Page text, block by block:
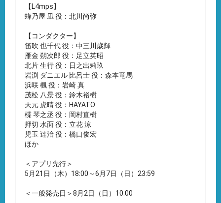
【L4mps】
蜂乃屋 凪 役：北川尚弥
【コンダクター】
笛吹 也千代 役：中三川歳輝
雁金 朔次郎 役：足立英昭
北片 生行 役：日之出莉玖
岩渕 ダニエル 比呂士 役：森本竜馬
浜咲 楓 役：岩崎 真
茂松 八景 役：鈴木裕樹
天元 虎晴 役：HAYATO
楪 琴之丞 役：岡村直樹
押切 水面 役：立花 涼
児玉 達治 役：橋口俊宏
ほか
＜アプリ先行＞
5月21日（木）18:00～6月7日（日）23:59
＜一般発売日＞8月2日（日）10:00